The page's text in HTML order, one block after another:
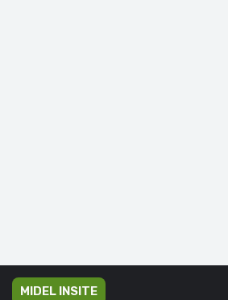
MIDEL INSITE